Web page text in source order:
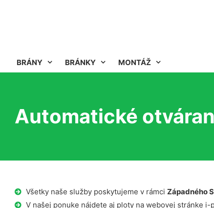
BRÁNY BRÁNKY MONTÁŽ
Automatické
Všetky naše služby poskytujeme v rámci Západného
V našej ponuke nájdete aj ploty na webovej stránke i-